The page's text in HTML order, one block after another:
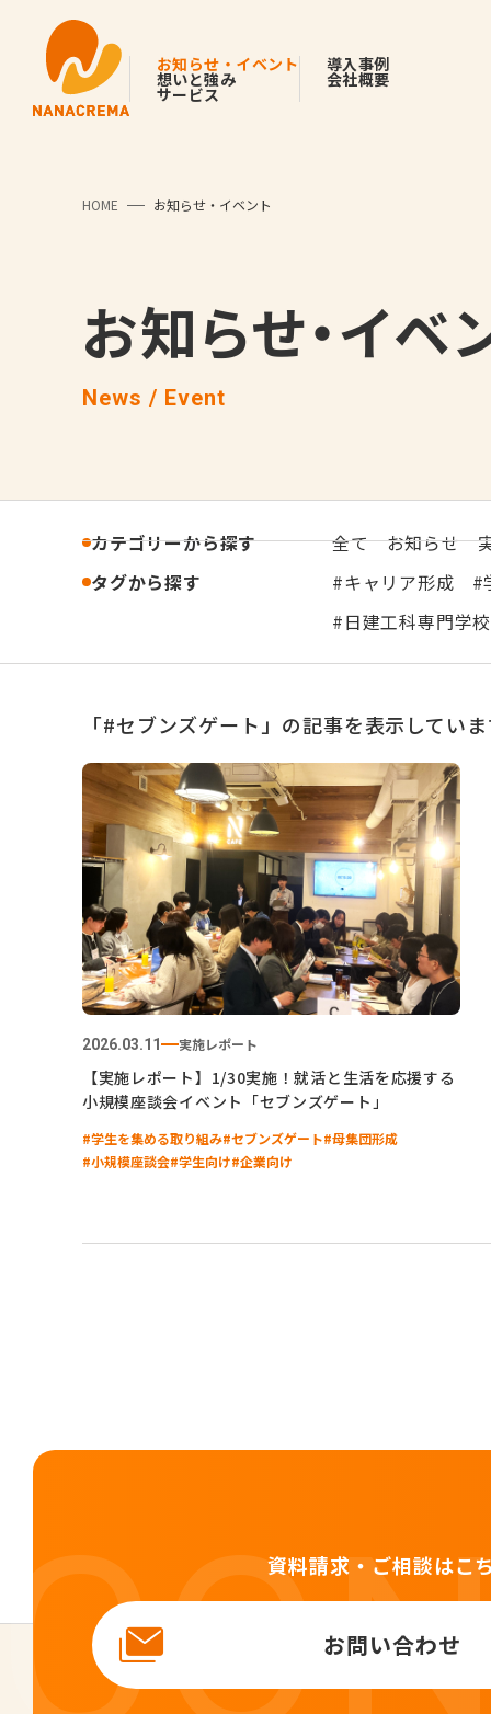
お知らせ・イベント
想いと強み
サービス
導入事例
会社概要
HOME お知らせ・イベント
お知らせ・イベ
News / Event
カテゴリーから探す 全て お知らせ
タグから探す
キャリア形成
日建工科専門学
「#セブンズゲート」の記事を表示してい
2026.03.11 実施レポート
【実施レポート】1/30実施！就活と生活を応援する
小規模座談会イベント「セブンズゲート」
#学生を集める取り組み#セブンズゲート#母集団形成
#小規模座談会#学生向け#企業向け
資料請求・ご相談はこ
お問い合わせ